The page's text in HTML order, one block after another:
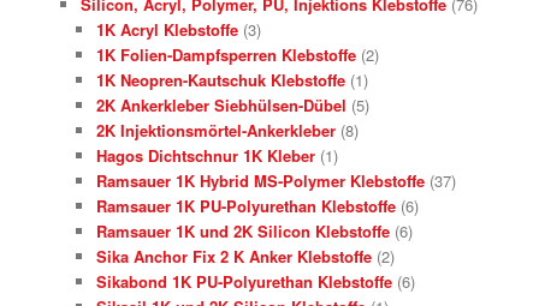
1K Acryl Klebstoffe (3)
1K Folien-Dampfsperren Klebstoffe (2)
1K Neopren-Kautschuk Klebstoffe (1)
2K Ankerkleber Siebhülsen-Dübel (5)
2K Injektionsmörtel-Ankerkleber (8)
Hagos Dichtschnur 1K Kleber (1)
Ramsauer 1K Hybrid MS-Polymer Klebstoffe (37)
Ramsauer 1K PU-Polyurethan Klebstoffe (6)
Ramsauer 1K und 2K Silicon Klebstoffe (6)
Sika Anchor Fix 2 K Anker Klebstoffe (2)
Sikabond 1K PU-Polyurethan Klebstoffe (6)